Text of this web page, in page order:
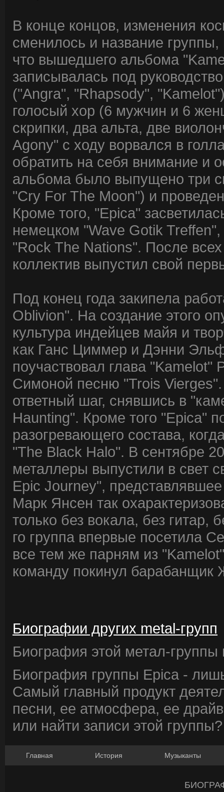
В конце концов, изменения
сменилось и название группы,
что вышедшего альбома
записывалась под
("Angra", "Rhapsody",
голосый хор (6 мужчин и 6
скрипки, два альта, две
Agony" с ходу ворвался в
обратить на себя внимание и
альбома было выпущено три
"Cry For The Moon") и
Кроме того, "Epica"
немецком "Wave Gotik
"Rock The Nations". После
коллектив выпустил свой
Под конец года закипела
Oblivion". На создание этого
культура индейцев майя и
как Ганс Циммер и Дэнни
поучаствовал глава
Симоной песню "Trois
ответный шаг, снявшись в
Haunting". Кроме того "Epica"
разогревающего состава,
"The Black Halo". В сентябре
металлеры выпустили в свет
Epic Journey",
Марк Янсен так
только без вокала, без гитар,
го группа впервые посетила
все тем же парням из
команду покинул
Биографии других metal-групп
Биография этой метал-группы
Биография группы Epica -
Самый главный продукт
песни, ее атмосфера, ее
или найти записи этой группы?
Главная История Музыканты